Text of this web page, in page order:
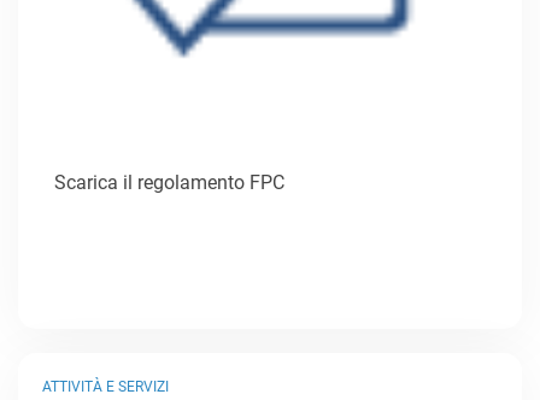
Scarica il regolamento FPC
ATTIVITÀ E SERVIZI